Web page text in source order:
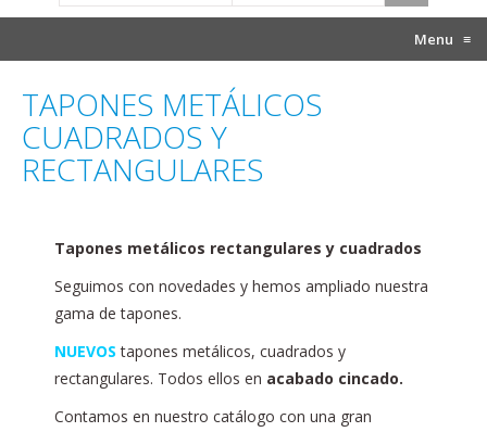
Menu ≡
TAPONES METÁLICOS
CUADRADOS Y
RECTANGULARES
Tapones metálicos rectangulares y cuadrados
Seguimos con novedades y hemos ampliado nuestra
gama de tapones.
NUEVOS tapones metálicos, cuadrados y
rectangulares. Todos ellos en acabado cincado.
Contamos en nuestro catálogo con una gran